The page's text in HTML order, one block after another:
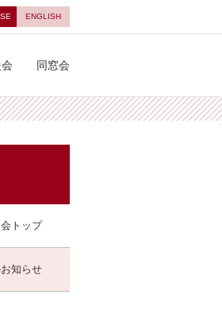
ENGLISH
同窓会
トップ
知らせ